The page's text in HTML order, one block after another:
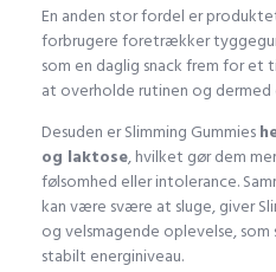
En anden stor fordel er
forbrugere foretrækker
som en daglig snack frem for
at overholde rutinen og dermed
Desuden er Slimming Gummies
og laktose, hvilket gør dem
følsomhed eller intolerance.
kan være svære at sluge, giver
og velsmagende oplevelse,
stabilt energiniveau.